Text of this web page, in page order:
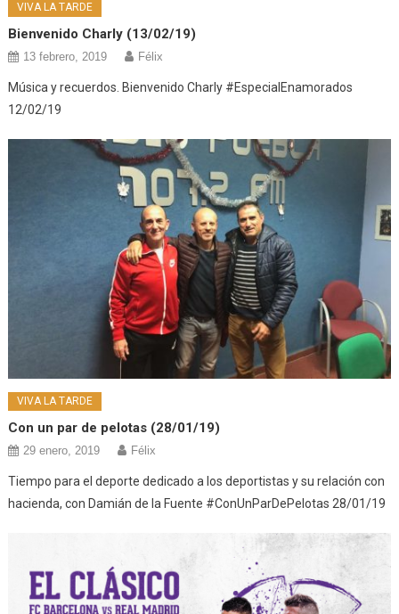
VIVA LA TARDE
Bienvenido Charly (13/02/19)
13 febrero, 2019 Félix
Música y recuerdos. Bienvenido Charly #EspecialEnamorados
12/02/19
VIVA LA TARDE
Con un par de pelotas (28/01/19)
29 enero, 2019 Félix
Tiempo para el deporte dedicado a los deportistas y su relación con
hacienda, con Damián de la Fuente #ConUnParDePelotas 28/01/19